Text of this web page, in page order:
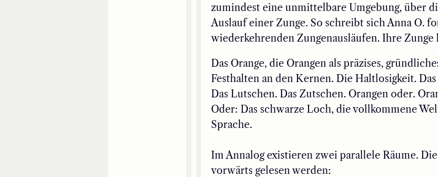
zumindest eine unmittelbare Umgebung, über
Auslauf einer Zunge. So schreibt sich Anna O.
wiederkehrenden Zungenausläufen. Ihre
Das Orange, die Orangen als präzises,
Festhalten an den Kernen. Die Haltlosigkeit.
Das Lutschen. Das Zutschen. Orangen oder.
Oder: Das schwarze Loch, die vollkommene
Sprache.
Im Annalog existieren zwei parallele Räume.
vorwärts gelesen werden: